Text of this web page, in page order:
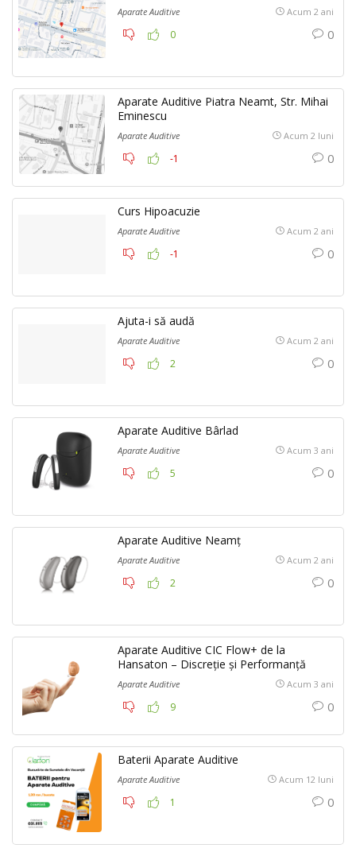
Aparate Auditive Acum 2 ani
0 0
Aparate Auditive Piatra Neamt, Str. Mihai
Eminescu
Aparate Auditive Acum 2 luni
-1 0
Curs Hipoacuzie
Aparate Auditive Acum 2 ani
-1 0
Ajuta-i să audă
Aparate Auditive Acum 2 ani
2 0
Aparate Auditive Bârlad
Aparate Auditive Acum 3 ani
5 0
Aparate Auditive Neamț
Aparate Auditive Acum 2 ani
2 0
Aparate Auditive CIC Flow+ de la
Hansaton – Discreție și Performanță
Aparate Auditive Acum 3 ani
9 0
Baterii Aparate Auditive
Aparate Auditive Acum 12 luni
1 0